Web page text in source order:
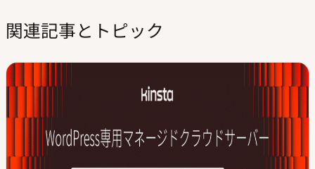
サ
イ
k
e
I
t
t
r
T
u
e
関連記事とトピック